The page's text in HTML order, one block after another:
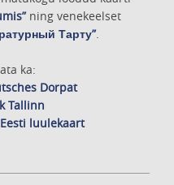
ning venekeelset
Тарту”.
ka:
Dorpat
Tallinn
luulekaart